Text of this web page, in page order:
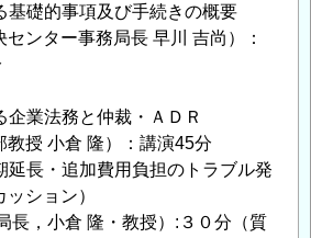
基礎的事項及び手続きの概要
センター事務局長 早川 吉尚）：
企業法務と仲裁・ＡＤＲ
教授 小倉 隆）：講演45分
延長・追加費用負担のトラブル発
ション）
長，小倉 隆・教授）:３０分（質